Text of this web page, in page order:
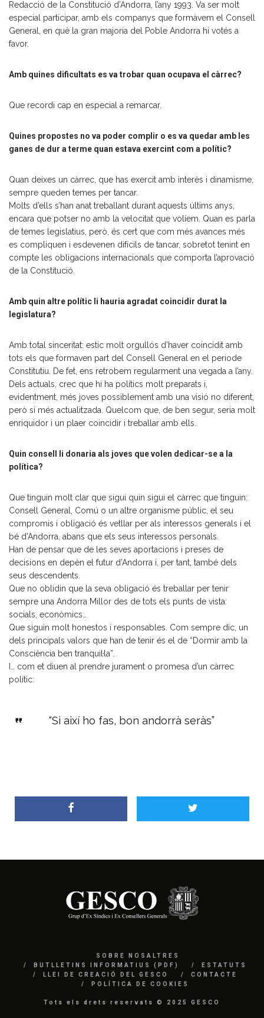
Redacció de la Constitució d’Andorra, l’any 1993. Va ser molt
especial participar, amb els companys que formàvem el Consell
General, en què la gran majoria del Poble Andorra hi votés a
favor.
Amb quines dificultats es va trobar quan ocupava el càrrec?
Que recordi cap en especial a remarcar.
Quines propostes no va poder complir o es va quedar amb les
ganes de dur a terme quan estava exercint com a polític?
Quan deixes un càrrec, que has exercit amb interès i dinamisme,
sempre queden temes per tancar.
Molts d’ells s’han anat treballant durant aquests últims anys,
encara que potser no amb la velocitat que volíem. Quan es parla
de temes legislatius, però, és cert que com més avances més
es compliquen i esdevenen difícils de tancar, sobretot tenint en
compte les obligacions internacionals que comporta l’aprovació
de la Constitució.
Amb quin altre polític li hauria agradat coincidir durat la
legislatura?
Amb total sinceritat: estic molt orgullós d’haver coincidit amb
tots els que formaven part del Consell General en el període
Constitutiu. De fet, ens retrobem regularment una vegada a l’any.
Dels actuals, crec que hi ha polítics molt preparats i,
evidentment, més joves possiblement amb una visió no diferent,
però si més actualitzada. Quelcom que, de ben segur, seria molt
enriquidor i un plaer coincidir i treballar amb ells.
Quin consell li donaria als joves que volen dedicar-se a la
política?
Que tinguin molt clar que sigui quin sigui el càrrec que tinguin:
Consell General, Comú o un altre organisme públic, el seu
compromís i obligació és vetllar per als interessos generals i el
bé d’Andorra, abans que els seus interessos personals.
Han de pensar que de les seves aportacions i preses de
decisions en depèn el futur d’Andorra i, per tant, també dels
seus descendents.
Que no oblidin que la seva obligació és treballar per tenir
sempre una Andorra Millor des de tots els punts de vista:
socials, econòmics…
Que siguin molt honestos i responsables. Com sempre dic, un
dels principals valors que han de tenir és el de “Dormir amb la
Consciència ben tranquil·la”.
I… com et diuen al prendre jurament o promesa d’un càrrec
polític:
“Si així ho fas, bon andorrà seràs”
SOBRE NOSALTRES
BUTLLETINS INFORMATIUS (PDF)
ESTATUTS
LLEI DE CREACIÓ DEL GESCO
CONTACTE
POLÍTICA DE COOKIES
Tots els drets reservats © 2025 GESCO